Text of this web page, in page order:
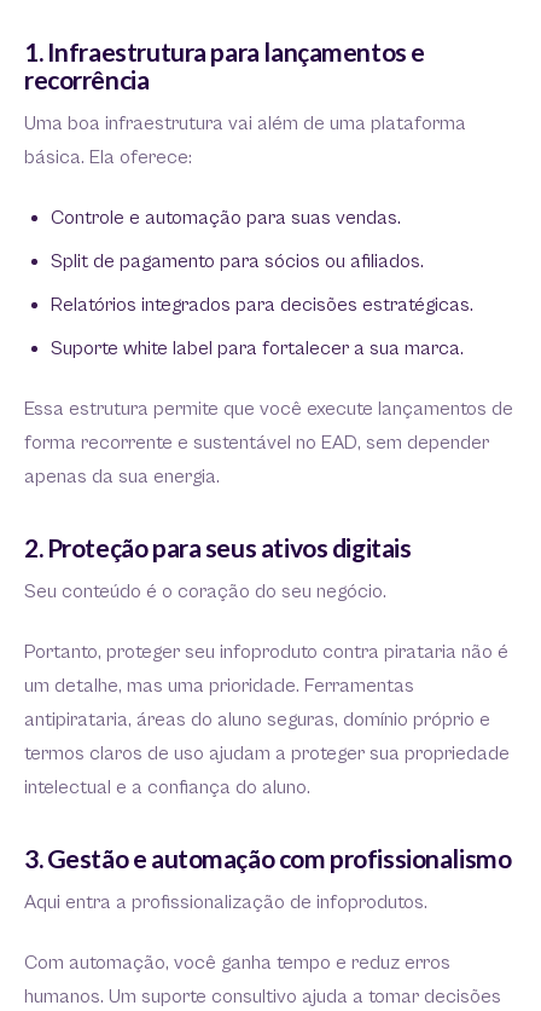
1. Infraestrutura para lançamentos e
recorrência
Uma boa infraestrutura vai além de uma plataforma
básica. Ela oferece:
Controle e automação para suas vendas.
Split de pagamento para sócios ou afiliados.
Relatórios integrados para decisões estratégicas.
Suporte white label para fortalecer a sua marca.
Essa estrutura permite que você execute lançamentos de
forma recorrente e sustentável no EAD, sem depender
apenas da sua energia.
2. Proteção para seus ativos digitais
Seu conteúdo é o coração do seu negócio.
Portanto, proteger seu infoproduto contra pirataria não é
um detalhe, mas uma prioridade. Ferramentas
antipirataria, áreas do aluno seguras, domínio próprio e
termos claros de uso ajudam a proteger sua propriedade
intelectual e a confiança do aluno.
3. Gestão e automação com profissionalismo
Aqui entra a profissionalização de infoprodutos.
Com automação, você ganha tempo e reduz erros
humanos. Um suporte consultivo ajuda a tomar decisões